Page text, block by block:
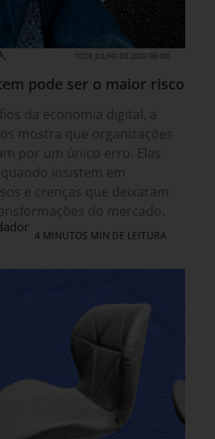
,
10 DE JULHO DE 2026 08H00
pode ser o maior risco
da economia digital, a
mostra que organizações
por um único erro. Elas
insistem em
e crenças que deixaram
do mercado.
4 MINUTOS MIN DE LEITURA